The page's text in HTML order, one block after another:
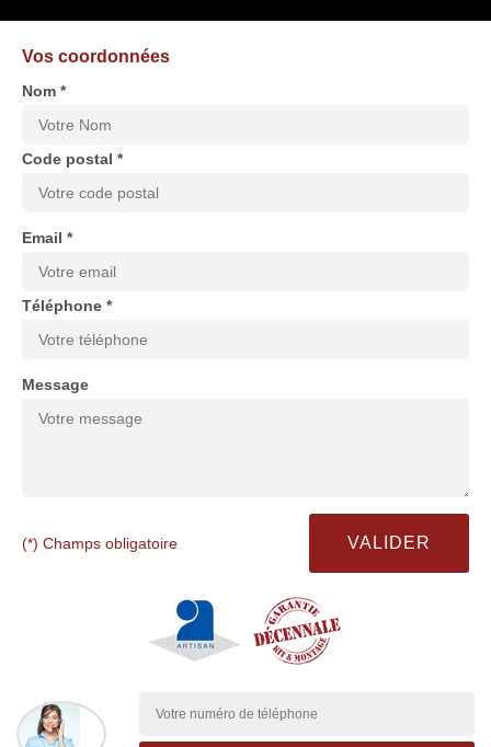
Vos coordonnées
Nom *
Code postal *
Email *
Téléphone *
Message
(*) Champs obligatoire